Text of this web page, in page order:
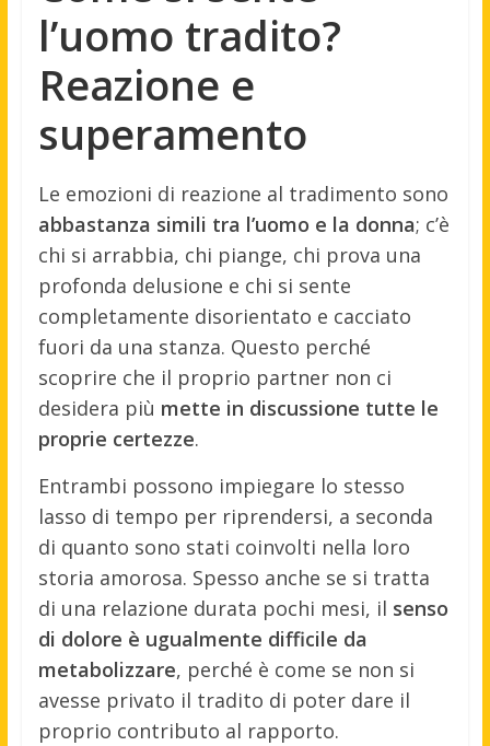
l’uomo tradito?
Reazione e
superamento
Le emozioni di reazione al tradimento sono
abbastanza simili tra l’uomo e la donna; c’è
chi si arrabbia, chi piange, chi prova una
profonda delusione e chi si sente
completamente disorientato e cacciato
fuori da una stanza. Questo perché
scoprire che il proprio partner non ci
desidera più mette in discussione tutte le
proprie certezze.
Entrambi possono impiegare lo stesso
lasso di tempo per riprendersi, a seconda
di quanto sono stati coinvolti nella loro
storia amorosa. Spesso anche se si tratta
di una relazione durata pochi mesi, il senso
di dolore è ugualmente difficile da
metabolizzare, perché è come se non si
avesse privato il tradito di poter dare il
proprio contributo al rapporto.